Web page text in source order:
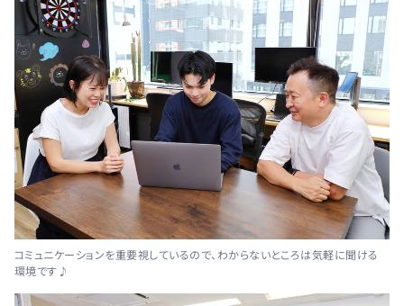
コミュニケーションを重要視しているので、わからないところは気軽に聞ける
環境です♪